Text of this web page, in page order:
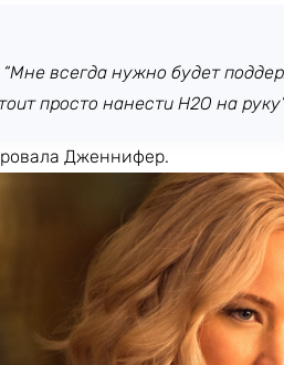
всегда нужно будет
просто нанести H2O на
Дженнифер.